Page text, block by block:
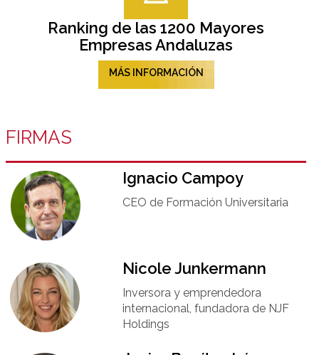
Ranking de las 1200 Mayores
Empresas Andaluzas
MÁS INFORMACIÓN
FIRMAS
Ignacio Campoy​
CEO de Formación Universitaria​
Nicole Junkermann​
Inversora y emprendedora
internacional, fundadora de NJF
Holdings